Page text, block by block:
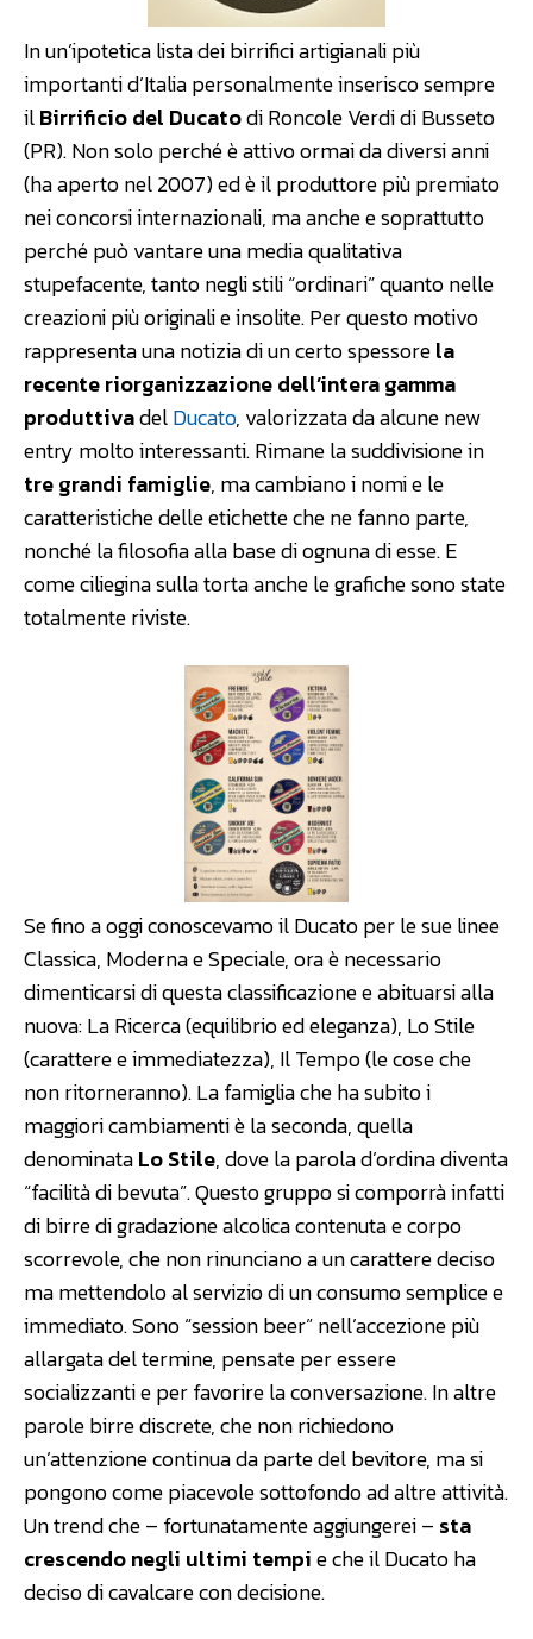
In un’ipotetica lista dei birrifici artigianali più
importanti d’Italia personalmente inserisco sempre
ilBirrificio del Ducatodi Roncole Verdi di Busseto
(PR). Non solo perché è attivo ormai da diversi anni
(ha aperto nel 2007) ed è il produttore più premiato
nei concorsi internazionali, ma anche e soprattutto
perché può vantare una media qualitativa
stupefacente, tanto negli stili “ordinari” quanto nelle
creazioni più originali e insolite. Per questo motivo
rappresenta una notizia di un certo spessorela
recente riorganizzazione dell’intera gamma
produttivadelDucato, valorizzata da alcune new
entry molto interessanti. Rimane la suddivisione in
tre grandi famiglie, ma cambiano i nomi e le
caratteristiche delle etichette che ne fanno parte,
nonché la filosofia alla base di ognuna di esse. E
come ciliegina sulla torta anche le grafiche sono state
totalmente riviste.
Se fino a oggi conoscevamo il Ducato per le sue linee
Classica, Moderna e Speciale, ora è necessario
dimenticarsi di questa classificazione e abituarsi alla
nuova: La Ricerca (equilibrio ed eleganza), Lo Stile
(carattere e immediatezza), Il Tempo (le cose che
non ritorneranno). La famiglia che ha subito i
maggiori cambiamenti è la seconda, quella
denominataLo Stile, dove la parola d’ordina diventa
“facilità di bevuta”. Questo gruppo si comporrà infatti
di birre di gradazione alcolica contenuta e corpo
scorrevole, che non rinunciano a un carattere deciso
ma mettendolo al servizio di un consumo semplice e
immediato. Sono “session beer” nell’accezione più
allargata del termine, pensate per essere
socializzanti e per favorire la conversazione. In altre
parole birre discrete, che non richiedono
un’attenzione continua da parte del bevitore, ma si
pongono come piacevole sottofondo ad altre attività.
Un trend che – fortunatamente aggiungerei – sta
crescendo negli ultimi tempie che il Ducato ha
deciso di cavalcare con decisione.